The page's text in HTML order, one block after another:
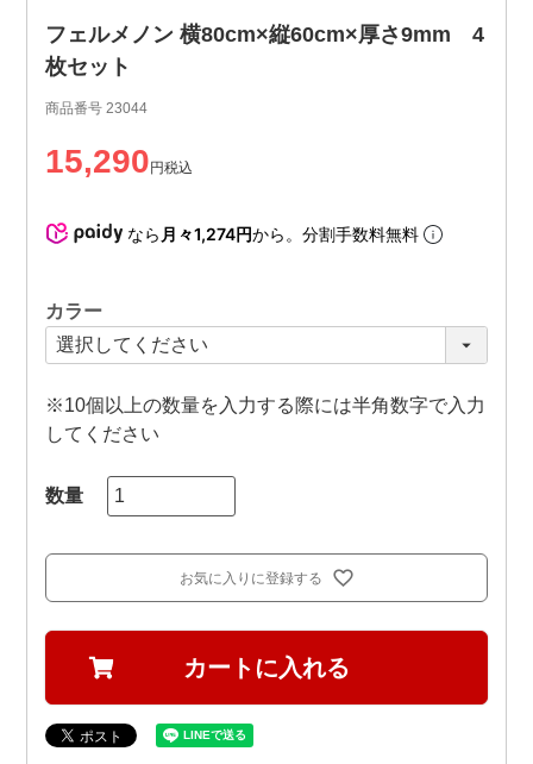
フェルメノン 横80cm×縦60cm×厚さ9mm 4
枚セット
商品番号 23044
15,290 税込
なら 月々1,274円から。分割手数料無料
カラー
※10個以上の数量を入力する際には半角数字で入力
してください
お気に入りに登録する
カートに入れる